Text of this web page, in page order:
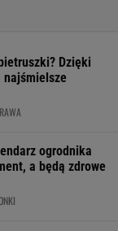
Dzięki
najśmielsze
ogrodnika
a będą zdrowe